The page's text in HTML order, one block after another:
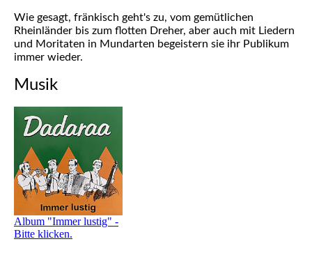
Wie gesagt, fränkisch geht's zu, vom gemütlichen
Rheinländer bis zum flotten Dreher, aber auch mit Liedern
und Moritaten in Mundarten begeistern sie ihr Publikum
immer wieder.
Musik
Album "Immer lustig" -
Bitte klicken.